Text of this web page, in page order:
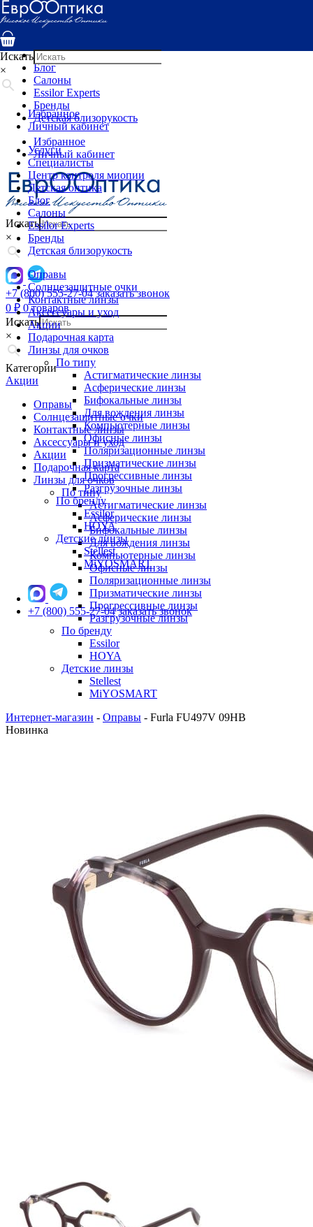
Услуги
Специалисты
Детская оптика
Блог
Салоны
Essilor Experts
Бренды
Детская близорукость
Избранное
Личный кабинет
Искать
×
+7 (800) 555-27-04 заказать звонок
0 ₽ 0 товаров
Искать
×
Категории
Акции
Оправы
Солнцезащитные очки
Контактные линзы
Аксессуары и уход
Акции
Подарочная карта
Линзы для очков
По типу
Астигматические линзы
Асферические линзы
Бифокальные линзы
Для вождения линзы
Компьютерные линзы
Офисные линзы
Поляризационные линзы
Призматические линзы
Прогрессивные линзы
Разгрузочные линзы
По бренду
Essilor
HOYA
Детские линзы
Stellest
MiYOSMART
Искать
×
Избранное
Личный кабинет
Услуги
Специалисты
Центр контроля миопии
Детская оптика
Блог
Салоны
Essilor Experts
Бренды
Детская близорукость
Оправы
Солнцезащитные очки
Контактные линзы
Аксессуары и уход
Акции
Подарочная карта
Линзы для очков
По типу
Астигматические линзы
Асферические линзы
Бифокальные линзы
Для вождения линзы
Компьютерные линзы
Офисные линзы
Поляризационные линзы
Призматические линзы
Прогрессивные линзы
Разгрузочные линзы
По бренду
Essilor
HOYA
Детские линзы
Stellest
MiYOSMART
+7 (800) 555-27-04 заказать звонок
Интернет-магазин - Оправы - Furla FU497V 09HB
Новинка